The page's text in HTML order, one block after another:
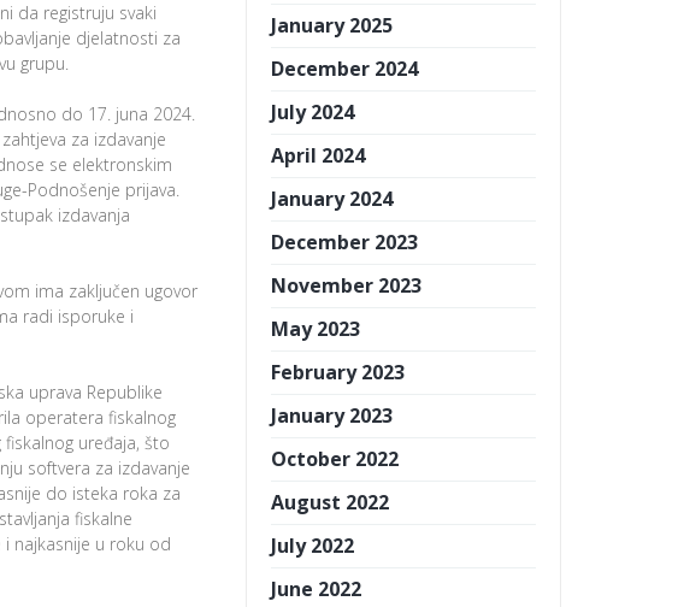
January 2025
December 2024
July 2024
April 2024
January 2024
December 2023
November 2023
May 2023
February 2023
January 2023
October 2022
August 2022
July 2022
June 2022
da registruju svaki
djelatnosti za
grupu.
do 17. juna 2024.
za izdavanje
se elektronskim
Podnošenje prijava.
izdavanja
ima zaključen ugovor
radi isporuke i
uprava Republike
operatera fiskalnog
uređaja, što
softvera za izdavanje
do isteka roka za
fiskalne
najkasnije u roku od